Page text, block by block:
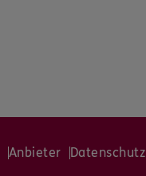
Anbieter Datenschutz